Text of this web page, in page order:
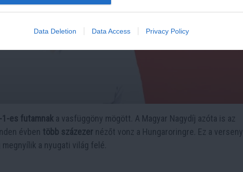
Data Deletion Data Access Privacy Policy
1-es futamnak a vasfüggöny mögött. A Magyar Nagydíj azóta is az
évben több százezer nézőt vonz a Hungaroringre. Ez a verseny
a nyugati világ felé.